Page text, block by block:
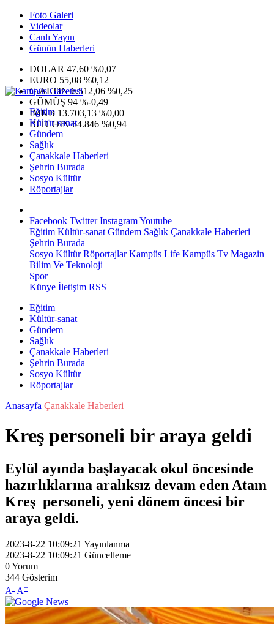
Foto Galeri
Videolar
Canlı Yayın
Günün Haberleri
DOLAR 47,60 %0,07
EURO 55,08 %0,12
G.ALTIN6.512,06 %0,25
GÜMÜŞ 94 %-0,49
IMKB 13.703,13 %0,00
BITCOIN64.846 %0,94
Eğitim
Kültür-sanat
Gündem
Sağlık
Çanakkale Haberleri
Şehrin Burada
Sosyo Kültür
Röportajlar
Facebook Twitter InstagramYoutube
Eğitim Kültür-sanat Gündem Sağlık Çanakkale Haberleri
Şehrin Burada
Sosyo KültürRöportajlarKampüs Life Kampüs Tv Magazin
Bilim Ve Teknoloji
Spor
Künye İletişim RSS
Eğitim
Kültür-sanat
Gündem
Sağlık
Çanakkale Haberleri
Şehrin Burada
Sosyo Kültür
Röportajlar
Anasayfa Çanakkale Haberleri
Kreş personeli bir araya geldi
Eylül ayında başlayacak okul öncesinde
hazırlıklarına aralıksız devam eden Atam
Kreş personeli, yeni dönem öncesi bir
araya geldi.
2023-8-22 10:09:21 Yayınlanma
2023-8-22 10:09:21 Güncelleme
0Yorum
344 Gösterim
A- A+